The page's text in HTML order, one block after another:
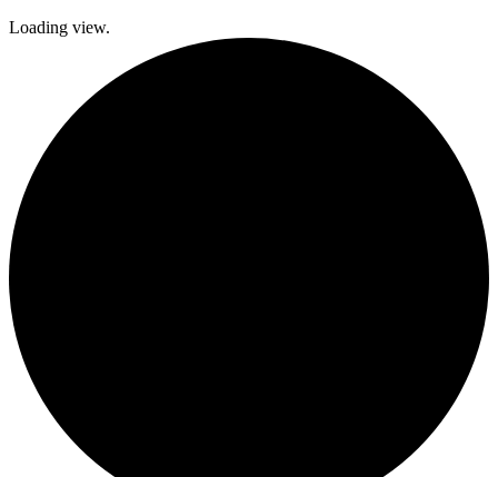
Loading view.